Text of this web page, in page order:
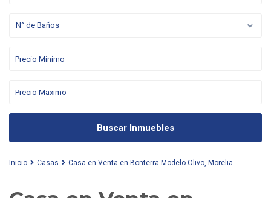
N° de Baños
Buscar Inmuebles
Inicio Casas Casa en Venta en Bonterra Modelo Olivo, Morelia